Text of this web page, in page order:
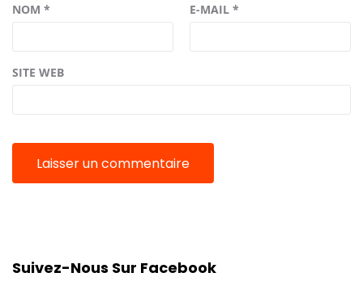
NOM * E-MAIL *
SITE WEB
Suivez-Nous Sur Facebook